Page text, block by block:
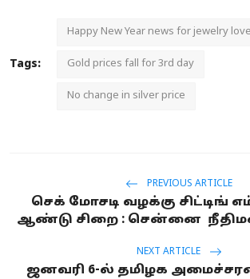
Tags:
Happy New Year news for jewelry
Gold prices fall for 3rd day
No change in silver price
PREVIOUS ARTICLE
செக் மோசடி வழக்கு சிட்டிங்
ஆண்டு சிறை : சென்னை
NEXT ARTICLE
ஜனவரி 6-ல் தமிழக